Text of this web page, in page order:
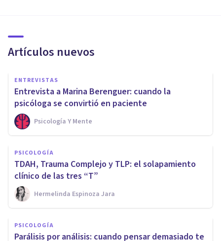
Artículos nuevos
ENTREVISTAS
Entrevista a Marina Berenguer: cuando la
psicóloga se convirtió en paciente
Psicología Y Mente
PSICOLOGÍA
TDAH, Trauma Complejo y TLP: el solapamiento
clínico de las tres “T”
Hermelinda Espinoza Jara
PSICOLOGÍA
Parálisis por análisis: cuando pensar demasiado te